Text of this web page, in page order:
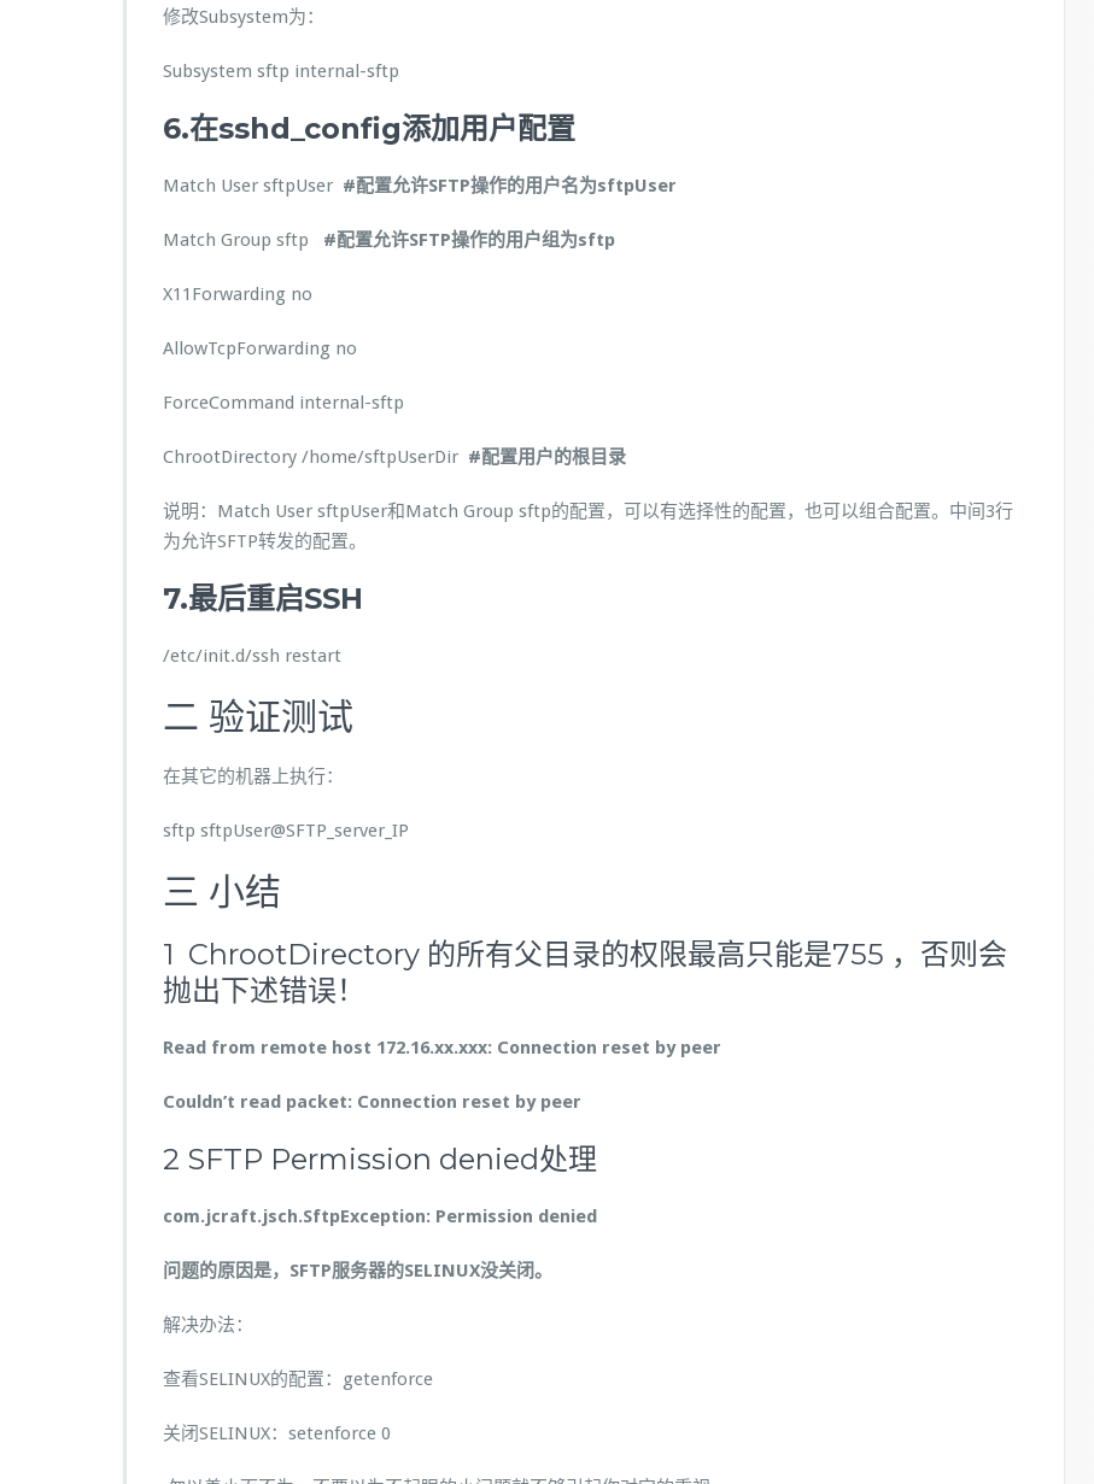
修改Subsystem为：
Subsystem sftp internal-sftp
6.在sshd_config添加用户配置
Match User sftpUser #配置允许SFTP操作的用户名为sftpUser
Match Group sftp #配置允许SFTP操作的用户组为sftp
X11Forwarding no
AllowTcpForwarding no
ForceCommand internal-sftp
ChrootDirectory /home/sftpUserDir #配置用户的根目录
说明：Match User sftpUser和Match Group sftp的配置，可以有选择性的配置，也可以组合配置。中间3行
为允许SFTP转发的配置。
7.最后重启SSH
/etc/init.d/ssh restart
二 验证测试
在其它的机器上执行：
sftp sftpUser@SFTP_server_IP
三 小结
1 ChrootDirectory 的所有父目录的权限最高只能是755 ，否则会
抛出下述错误！
Read from remote host 172.16.xx.xxx: Connection reset by peer
Couldn’t read packet: Connection reset by peer
2 SFTP Permission denied处理
com.jcraft.jsch.SftpException: Permission denied
问题的原因是，SFTP服务器的SELINUX没关闭。
解决办法：
查看SELINUX的配置：getenforce
关闭SELINUX：setenforce 0